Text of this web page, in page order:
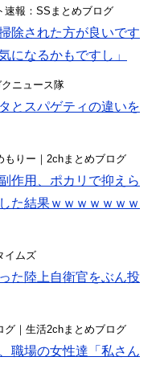
速報：SSまとめブログ
除された方が良いです
になるかもですし」
ニュース隊
とスパゲティの違いを
もりー｜2chまとめブログ
作用、ポカリで抑えら
た結果ｗｗｗｗｗｗｗ
イムズ
た陸上自衛官をぶん投
グ｜生活2chまとめブログ
職場の女性達「私さん